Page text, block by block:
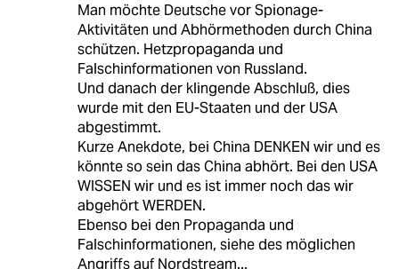
Man möchte Deutsche vor Spionage-
Aktivitäten und Abhörmethoden durch China
schützen. Hetzpropaganda und
Falschinformationen von Russland.
Und danach der klingende Abschluß, dies
wurde mit den EU-Staaten und der USA
abgestimmt.
Kurze Anekdote, bei China DENKEN wir und es
könnte so sein das China abhört. Bei den USA
WISSEN wir und es ist immer noch das wir
abgehört WERDEN.
Ebenso bei den Propaganda und
Falschinformationen, siehe des möglichen
Angriffs auf Nordstream...